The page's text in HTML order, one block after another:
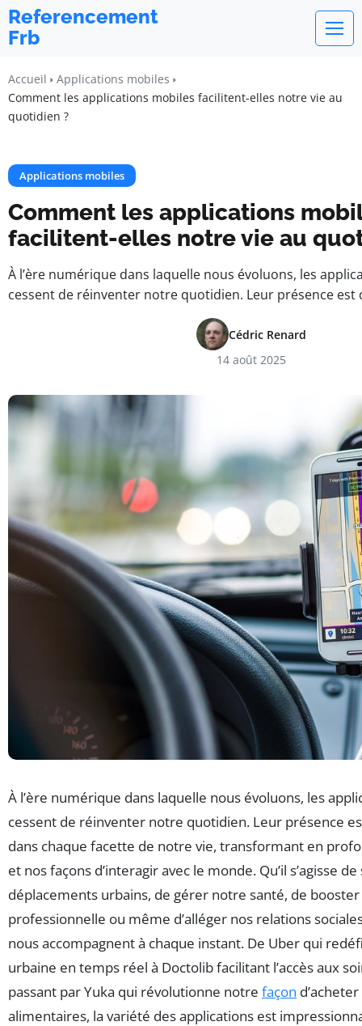
Referencement
Frb
Accueil
Applications mobiles
Comment les applications mobiles facilitent-elles notre vie au
quotidien ?
Applications mobiles
Comment les applications
facilitent-elles notre vie au
À l’ère numérique dans laquelle nous évoluons, les
cessent de réinventer notre quotidien. Leur présence est
Cédric Renard
14 août 2025
À l’ère numérique dans laquelle nous évoluons, les
cessent de réinventer notre quotidien. Leur présence
dans chaque facette de notre vie, transformant en
et nos façons d’interagir avec le monde. Qu’il s’agisse
déplacements urbains, de gérer notre santé, de
professionnelle ou même d’alléger nos relations
nous accompagnent à chaque instant. De Uber qui
urbaine en temps réel à Doctolib facilitant l’accès aux
passant par Yuka qui révolutionne notre façon
alimentaires, la variété des applications est